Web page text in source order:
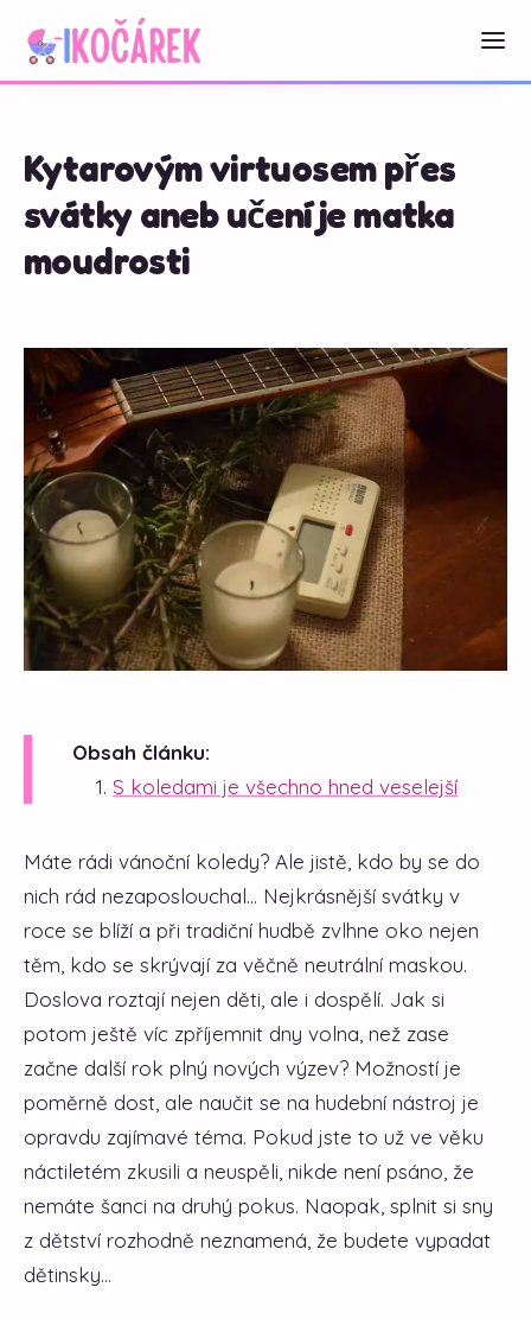
Kytarovým virtuosem přes
svátky aneb učení je matka
moudrosti
Obsah článku:
S koledami je všechno hned veselejší
Máte rádi vánoční koledy? Ale jistě, kdo by se do
nich rád nezaposlouchal... Nejkrásnější svátky v
roce se blíží a při tradiční hudbě zvlhne oko nejen
těm, kdo se skrývají za věčně neutrální maskou.
Doslova roztají nejen děti, ale i dospělí. Jak si
potom ještě víc zpříjemnit dny volna, než zase
začne další rok plný nových výzev? Možností je
poměrně dost, ale naučit se na hudební nástroj je
opravdu zajímavé téma. Pokud jste to už ve věku
náctiletém zkusili a neuspěli, nikde není psáno, že
nemáte šanci na druhý pokus. Naopak, splnit si sny
z dětství rozhodně neznamená, že budete vypadat
dětinsky…